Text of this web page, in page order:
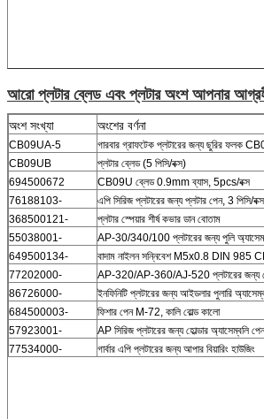
আরো প্লটার ব্লেড এবং প্লটার অংশ আপনার
অংশ সংখ্যা অংশের বর্ণনা
CB09UA-5
গারবার গ্রাফটেক প্লটারের জন্য ছুরির ফলক
CB09UB
প্লটার ব্লেড (5 পিসি/বক্স)
694500672
CB09U ব্লেড 0.9mm ব্যাস, 5pcs/বক্স
76188103-
এপি সিরিজ প্লটারের জন্য প্লটার পেন, 3 পিসি/বক্স
368500121-
প্লটার স্পেয়ার শীর্ষ কভার ডান বোতাম
55038001-
AP-30/340/100 প্লটারের জন্য পুলি
649500134-
বাদাম নাইলন সন্নিবেশ M5x0.8 DIN 985
77202000-
AP-320/AP-360/AJ-520 প্লটারের জন্য
86726000-
ইনফিনিটি প্লটারের জন্য আইডলার পুলারি
684500003-
ফিশার পেন M-72, কালি বোল্ড কালো
57923001-
AP সিরিজ প্লটারের জন্য হোল্ডার অ্যাসেম্বলি পেন
77534000-
গার্বার এপি প্লটারের জন্য আপার বিয়ারিং হাউজিং